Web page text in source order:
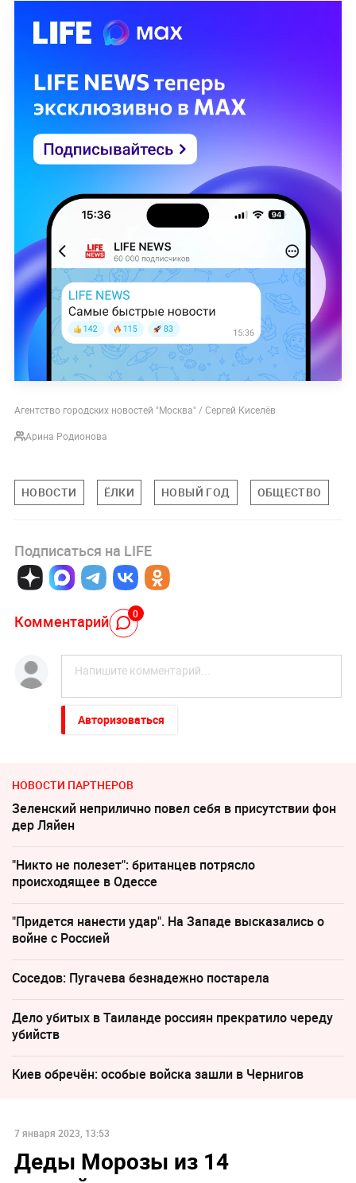
Агентство городских новостей "Москва" / Сергей Киселёв
Арина Родионова
НОВОСТИ ЁЛКИ НОВЫЙ ГОД ОБЩЕСТВО
Подписаться на LIFE
Комментарий 0
Авторизоваться
НОВОСТИ ПАРТНЕРОВ
Зеленский неприлично повел cебя в присутствии фон
дер Ляйен
"Никто не полезет": британцев потрясло
происходящее в Одессе
"Придется нанести удар". На Западе высказались о
войне с Россией
Соседов: Пугачева безнадежно постарела
Дело убитых в Таиланде россиян прекратило череду
убийств
Киев обречён: особые войска зашли в Чернигов
7 января 2023, 13:53
Деды Морозы из 14